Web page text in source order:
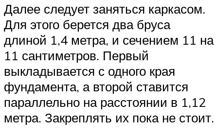
Далее следует заняться каркасом.
Для этого берется два бруса
длиной 1,4 метра, и сечением 11 на
11 сантиметров. Первый
выкладывается с одного края
фундамента, а второй ставится
параллельно на расстоянии в 1,12
метра. Закреплять их пока не стоит.